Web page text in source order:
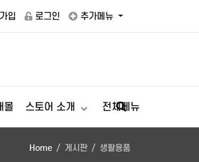
입 로그인 추가메뉴
몰 스토어 소개 전체메뉴
Home 게시판 생활용품